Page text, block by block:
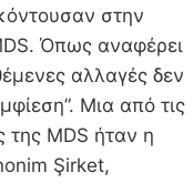
στην
Όπως αναφέρει
αλλαγές δεν
Μια από τις
της MDS ήταν η
Şirket,